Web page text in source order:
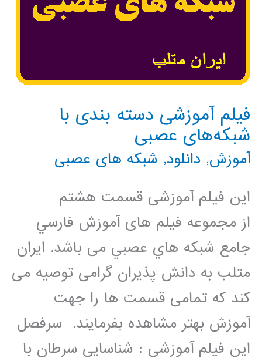
فیلم آموزشی دسته بندی با
شبکه‌های عصبی
آموزش, دانلود, شبکه های عصبی
این فیلم آموزشی قسمت هشتم
از مجموعه فيلم های آموزش فارسي
جامع شبكه هاي عصبي می باشد. ایران
متلب به دانش پذیران گرامی توصیه می
کند که تمامی قسمت ها را جهت
آموزش بهتر مشاهده بفرمایند. سرفصل
این فیلم آموزشی : شناسایی سرطان با